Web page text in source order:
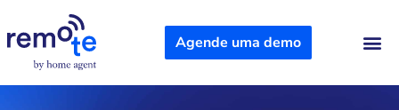
Agende uma demo